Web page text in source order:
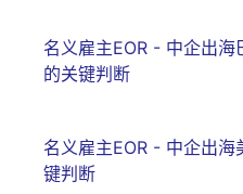
名义雇主EOR - 中企出
的关键判断
名义雇主EOR - 中企出
键判断